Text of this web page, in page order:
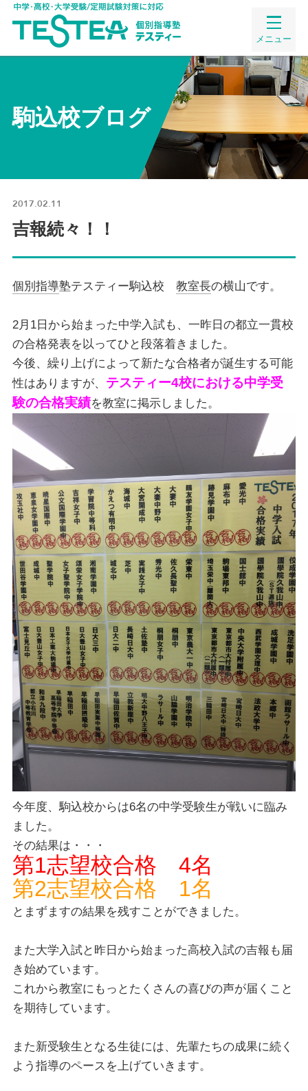
メニュー
駒込校ブログ
2017.02.11
吉報続々！！
個別指導塾テスティー駒込校 教室長の横山です。
2月1日から始まった中学入試も、一昨日の都立一貫校
の合格発表を以ってひと段落着きました。
今後、繰り上げによって新たな合格者が誕生する可能
性はありますが、 テスティー4校における中学受
験の合格実績を教室に掲示しました。
今年度、駒込校からは6名の中学受験生が戦いに臨み
ました。
その結果は・・・
第1志望校合格 4名
第2志望校合格 1名
とまずますの結果を残すことができました。
また大学入試と昨日から始まった高校入試の吉報も届
き始めています。
これから教室にもっとたくさんの喜びの声が届くこと
を期待しています。
また新受験生となる生徒には、先輩たちの成果に続く
よう指導のペースを上げていきます。